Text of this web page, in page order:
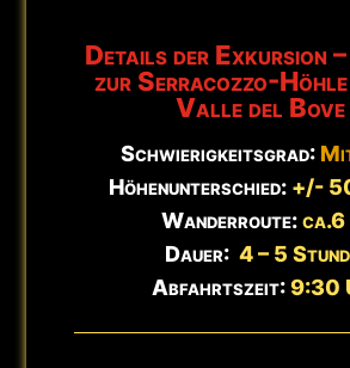
Details der Exkursion
zur Serracozzo-Höhle
Valle del Bove
Schwierigkeitsgrad:
Höhenunterschied: +/-
Wanderroute:ca.6
Dauer: 4 – 5
Abfahrtszeit:9:30